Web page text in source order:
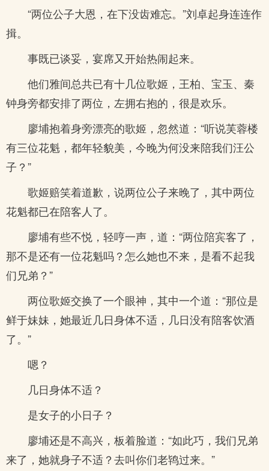
“两位公子大恩，在下没齿难忘。”刘卓起身连连作
揖。
事既已谈妥，宴席又开始热闹起来。
他们雅间总共已有十几位歌姬，王柏、宝玉、秦
钟身旁都安排了两位，左拥右抱的，很是欢乐。
廖埔抱着身旁漂亮的歌姬，忽然道：“听说芙蓉楼
有三位花魁，都年轻貌美，今晚为何没来陪我们汪公
子？”
歌姬赔笑着道歉，说两位公子来晚了，其中两位
花魁都已在陪客人了。
廖埔有些不悦，轻哼一声，道：“两位陪宾客了，
那不是还有一位花魁吗？怎么她也不来，是看不起我
们兄弟？”
两位歌姬交换了一个眼神，其中一个道：“那位是
鲜于妹妹，她最近几日身体不适，几日没有陪客饮酒
了。”
嗯？
几日身体不适？
是女子的小日子？
廖埔还是不高兴，板着脸道：“如此巧，我们兄弟
来了，她就身子不适？去叫你们老鸨过来。”